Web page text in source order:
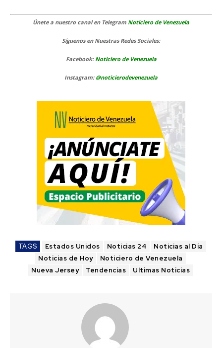
Únete a nuestro canal en Telegram Noticiero de Venezuela
Síguenosen Nuestras Redes Sociales:
Facebook: Noticiero de Venezuela
Instagram: @noticierodevenezuela
TAGS Estados Unidos Noticias 24
Noticias al Día
Noticias de Hoy
Noticiero de Venezuela
Nueva Jersey
Tendencias Ultimas Noticias